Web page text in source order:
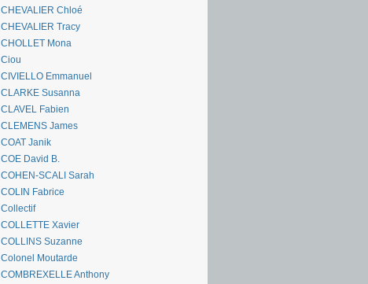
CHEVALIER Chloé
CHEVALIER Tracy
CHOLLET Mona
Ciou
CIVIELLO Emmanuel
CLARKE Susanna
CLAVEL Fabien
CLEMENS James
COAT Janik
COE David B.
COHEN-SCALI Sarah
COLIN Fabrice
Collectif
COLLETTE Xavier
COLLINS Suzanne
Colonel Moutarde
COMBREXELLE Anthony